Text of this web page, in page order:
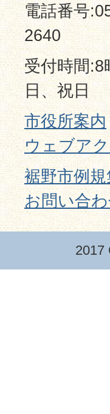
電話番号
2640
受付時間:8
日、祝日
市役所案内
ウェブア
裾野市例規
お問い合
2017